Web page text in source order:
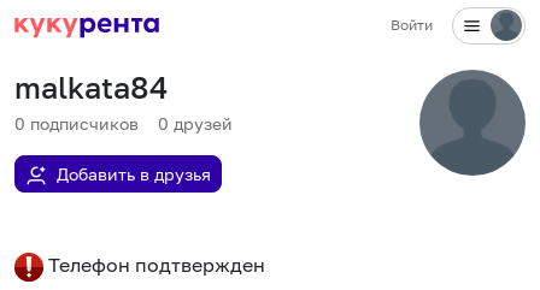
Войти
malkata84
0 подписчиков 0 друзей
Добавить в друзья
Телефон подтвержден